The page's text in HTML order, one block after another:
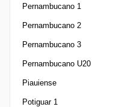
Pernambucano 1
Pernambucano 2
Pernambucano 3
Pernambucano U20
Piauiense
Potiguar 1